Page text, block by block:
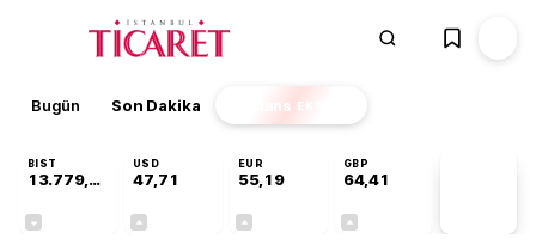
Bugün Son Dakika Finans EKSTRA
BIST
13.779,39
USD
47,71
EUR
55,19
GBP
64,41